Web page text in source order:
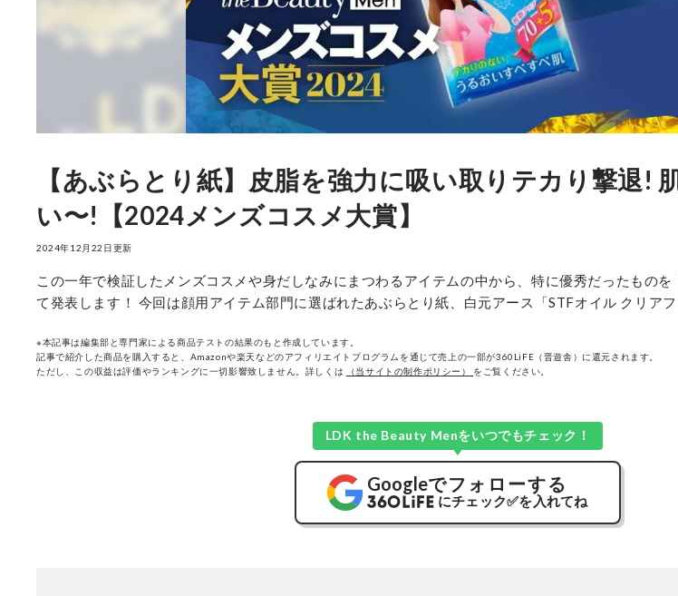
【あぶらとり紙】皮脂を強力に吸い取りテカり撃退!
い〜!【2024メンズコスメ大賞】
2024年12月22日更新
この一年で検証したメンズコスメや身だしなみにまつわるアイテムの中から、特に優秀だったもの
て発表します！ 今回は顔用アイテム部門に選ばれたあぶらとり紙、白元アース「STFオイル クリアフ
※本記事は編集部と専門家による商品テストの結果のもと作成しています。
記事で紹介した商品を購入すると、Amazonや楽天などのアフィリエイトプログラムを通じて売上の一部が360LiFE（晋遊舎）に還元されます。
ただし、この収益は評価やランキングに一切影響致しません。詳しくは
（当サイトの制作ポリシー） をご覧ください。
LDK the Beauty Menをいつでもチェック！
Googleでフォローする
にチェック✅を入れてね